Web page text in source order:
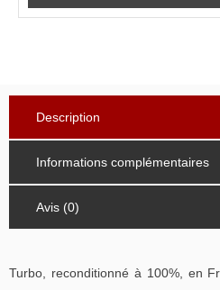
Description
Informations complémentaires
Avis (0)
Turbo, reconditionné à 100%, en